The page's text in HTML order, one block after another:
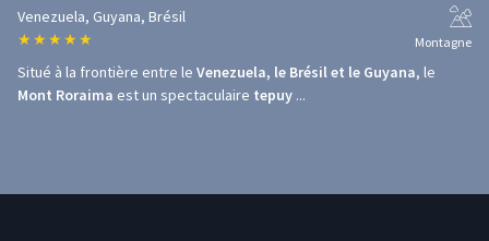
Venezuela, Guyana, Brésil
★ ★ ★ ★ ★ Montagne
Situé à la frontière entre le Venezuela, le Brésil et le Guyana, le
Mont Roraima est un spectaculaire tepuy ...